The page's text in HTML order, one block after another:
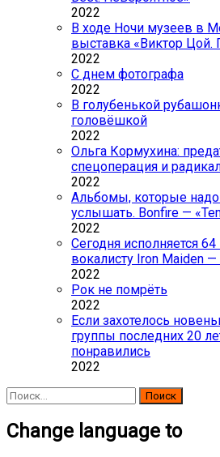
2022
В ходе Ночи музеев в
выставка «Виктор Цой.
2022
С днем фотографа
2022
В голубенькой
головёшкой
2022
Ольга Кормухина:
спецоперация и
2022
Альбомы, которые надо
услышать. Bonfire —
2022
Сегодня исполняется
вокалисту Iron Maiden
2022
Рок не помрёть
2022
Если захотелось
группы последних 20
понравились
2022
Найти:
Change language to